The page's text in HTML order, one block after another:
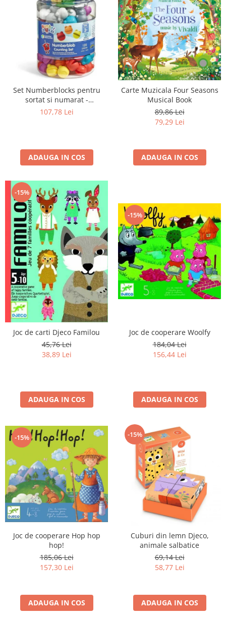
Set Numberblocks pentru
sortat si numarat -
Numberblob
107,78 Lei
ADAUGA IN COS
Carte Muzicala Four Seasons
Musical Book
89,86 Lei
79,29 Lei
ADAUGA IN COS
-15%
Joc de carti Djeco Familou
45,76 Lei
38,89 Lei
ADAUGA IN COS
-15%
Joc de cooperare Woolfy
184,04 Lei
156,44 Lei
ADAUGA IN COS
-15%
Joc de cooperare Hop hop
hop!
185,06 Lei
157,30 Lei
ADAUGA IN COS
-15%
Cuburi din lemn Djeco,
animale salbatice
69,14 Lei
58,77 Lei
ADAUGA IN COS